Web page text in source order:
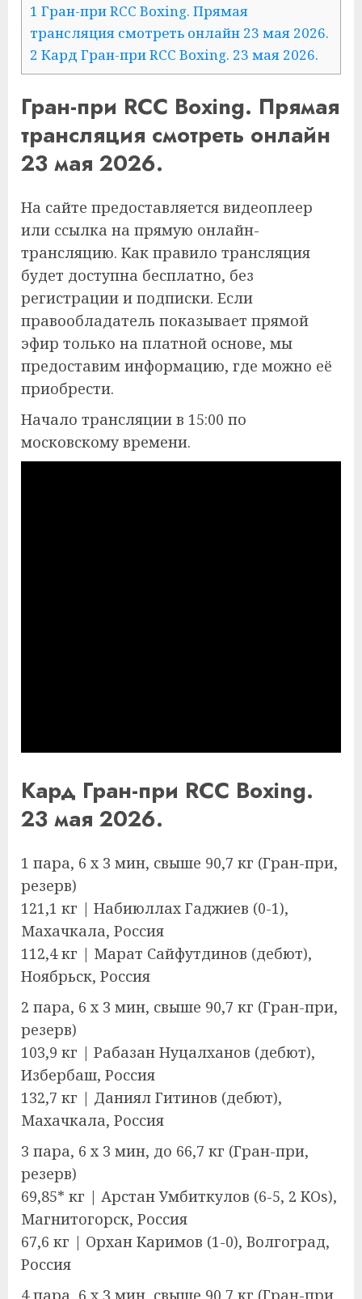
1 Гран-при RCC Boxing. Прямая
трансляция смотреть онлайн 23 мая 2026.
2 Кард Гран-при RCC Boxing. 23 мая 2026.
Гран-при RCC Boxing. Прямая
трансляция смотреть онлайн
23 мая 2026.
На сайте предоставляется видеоплеер
или ссылка на прямую онлайн-
трансляцию. Как правило трансляция
будет доступна бесплатно, без
регистрации и подписки. Если
правообладатель показывает прямой
эфир только на платной основе, мы
предоставим информацию, где можно её
приобрести.
Начало трансляции в 15:00 по
московскому времени.
Кард Гран-при RCC Boxing.
23 мая 2026.
1 пара, 6 х 3 мин, свыше 90,7 кг (Гран-при,
резерв)
121,1 кг | Набиюллах Гаджиев (0-1),
Махачкала, Россия
112,4 кг | Марат Сайфутдинов (дебют),
Ноябрьск, Россия
2 пара, 6 x 3 мин, свыше 90,7 кг (Гран-при,
резерв)
103,9 кг | Рабазан Нуцалханов (дебют),
Избербаш, Россия
132,7 кг | Даниял Гитинов (дебют),
Махачкала, Россия
3 пара, 6 x 3 мин, до 66,7 кг (Гран-при,
резерв)
69,85* кг | Арстан Умбиткулов (6-5, 2 KOs),
Магнитогорск, Россия
67,6 кг | Орхан Каримов (1-0), Волгоград,
Россия
4 пара, 6 x 3 мин, свыше 90,7 кг (Гран-при,